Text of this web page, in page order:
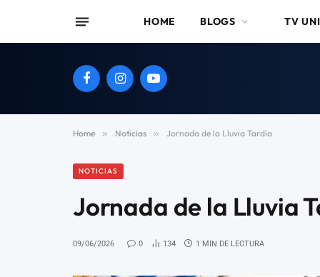
HOME BLOGS TV
FacebookInstagramYouTube
Home » Noticias » Jornada de la Lluvia Tardía
NOTICIAS
Jornada de la Lluvia
09/06/2026 0 134 1 MIN DE LECTURA